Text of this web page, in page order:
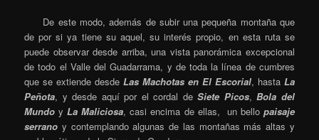
De este modo, además de subir una pequeña montaña que
de por si ya tiene su aquel, su interés propio, en esta ruta se
puede observar desde arriba, una vista panorámica excepcional
de todo el Valle del Guadarrama, y de toda la línea de cumbres
que se extiende desdeLas Machotas en El Escorial, hasta La
Peñota, y desde aquí por el cordal deSiete Picos,Bola del
Mundo yLa Maliciosa, casi encima de ellas, un bello paisaje
serrano y contemplando algunas de las montañas más altas y